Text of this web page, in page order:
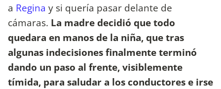
a Regina y si quería pasar delante de
cámaras. La madre decidió que todo
quedara en manos de la niña, que tras
algunas indecisiones finalmente terminó
dando un paso al frente, visiblemente
tímida, para saludar a los conductores e irse